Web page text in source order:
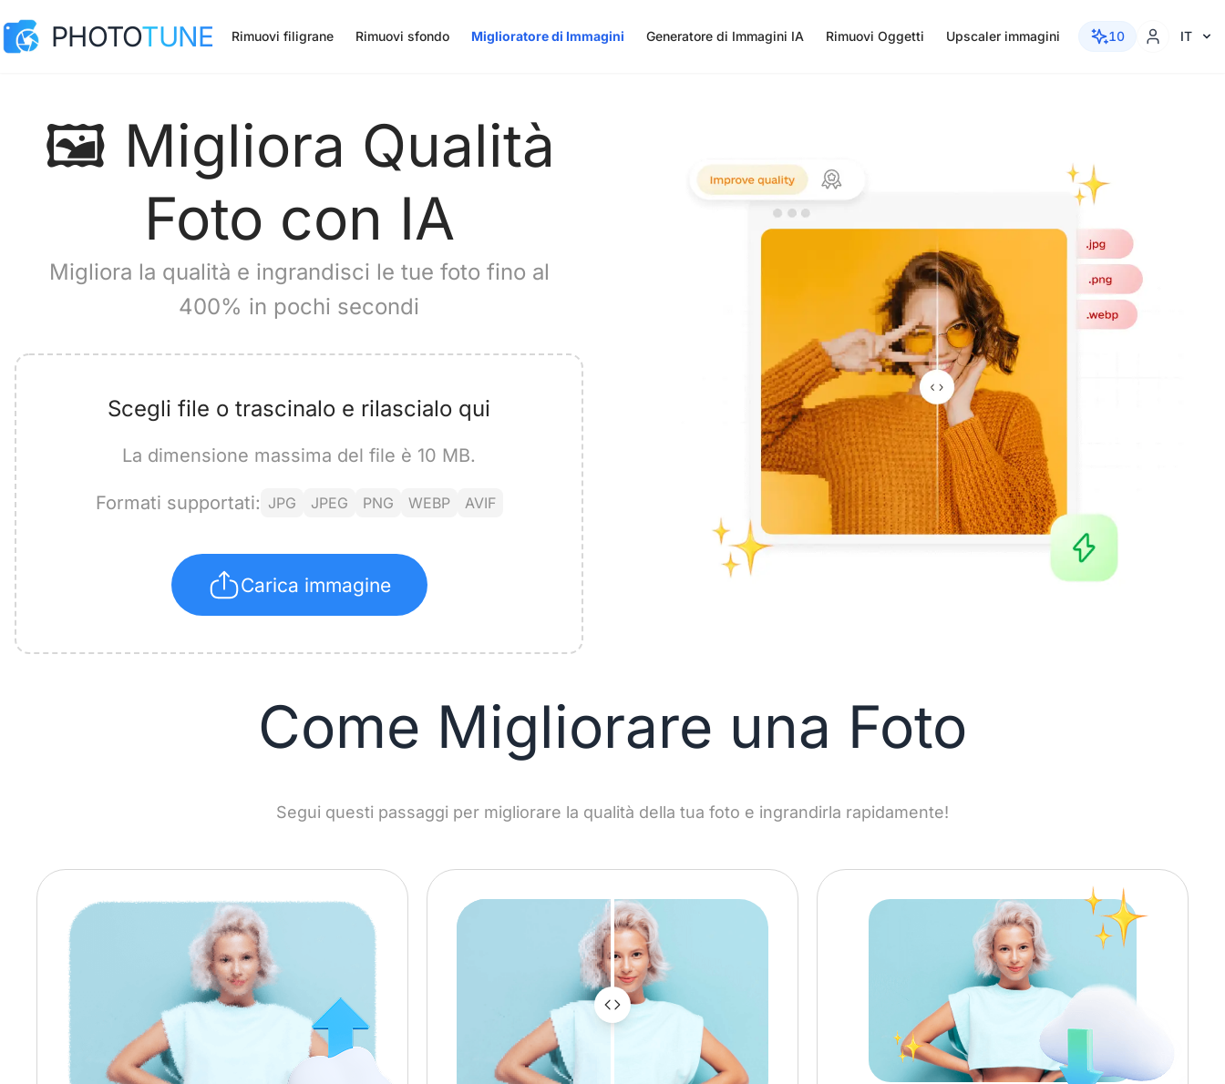
PHOTOTUNE Rimuovi filigrane Rimuovi sfondo Miglioratore di Immagini Generatore di Immagini IA Rimuovi Oggetti Upscaler immagini 10 IT
🖼️ Migliora Qualità
Foto con IA
Migliora la qualità e ingrandisci le tue foto fino al
400% in pochi secondi
Scegli file o trascinalo e rilascialo qui
La dimensione massima del file è 10 MB.
Formati supportati: JPG JPEG PNG WEBP AVIF
Carica immagine
Come Migliorare una Foto
Segui questi passaggi per migliorare la qualità della tua foto e ingrandirla rapidamente!